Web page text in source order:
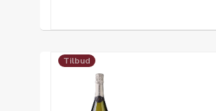
Tilbud